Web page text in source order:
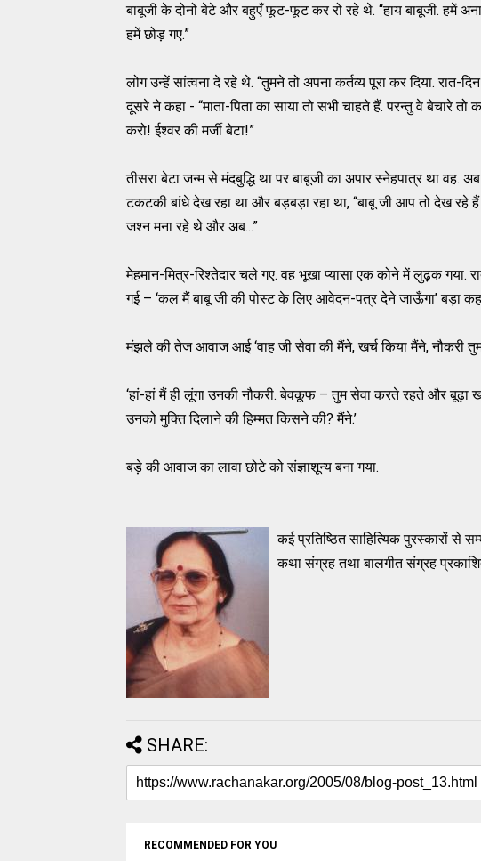
बाबूजी के दोनों बेटे और बहुएँ फूट-फूट कर रो रहे थे. “हाय बाबूजी. हमें
हमें छोड़ गए.”
लोग उन्हें सांत्वना दे रहे थे. “तुमने तो अपना कर्तव्य पूरा कर दिया. रात-
दूसरे ने कहा - “माता-पिता का साया तो सभी चाहते हैं. परन्तु वे बेचारे
करो! ईश्वर की मर्जी बेटा!”
तीसरा बेटा जन्म से मंदबुद्धि था पर बाबूजी का अपार स्नेहपात्र था
टकटकी बांधे देख रहा था और बड़बड़ा रहा था, “बाबू जी आप तो देख रहे
जश्न मना रहे थे और अब...”
मेहमान-मित्र-रिश्तेदार चले गए. वह भूखा प्यासा एक कोने में लुढ़क
गई – ‘कल मैं बाबू जी की पोस्ट के लिए आवेदन-पत्र देने जाऊँगा’ बड़ा कह
मंझले की तेज आवाज आई ‘वाह जी सेवा की मैंने, खर्च किया मैंने, नौकरी तुम
‘हां-हां मैं ही लूंगा उनकी नौकरी. बेवकूफ – तुम सेवा करते रहते और बूढ़ा
उनको मुक्ति दिलाने की हिम्मत किसने की? मैंने.’
बड़े की आवाज का लावा छोटे को संज्ञाशून्य बना गया.
कई प्रतिष्ठित साहित्यिक पुरस्कारों से
कथा संग्रह तथा बालगीत संग्रह
SHARE:
RECOMMENDED FOR YOU